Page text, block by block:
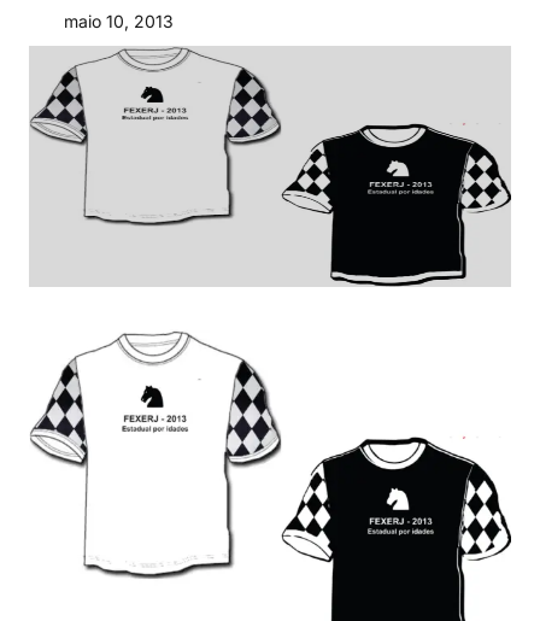
maio 10, 2013